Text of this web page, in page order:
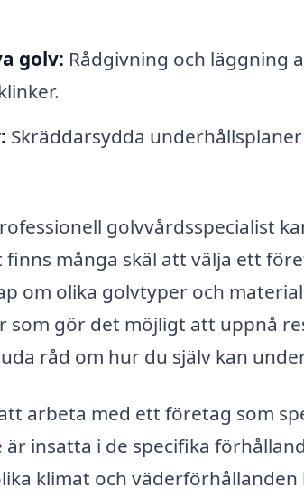
golv: Rådgivning och läggning
Skräddarsydda
golvvårdsspecialist
finns många skäl att välja ett
om olika golvtyper och
gör det möjligt att uppnå
råd om hur du själv kan
arbeta med ett företag som
insatta i de specifika
klimat och